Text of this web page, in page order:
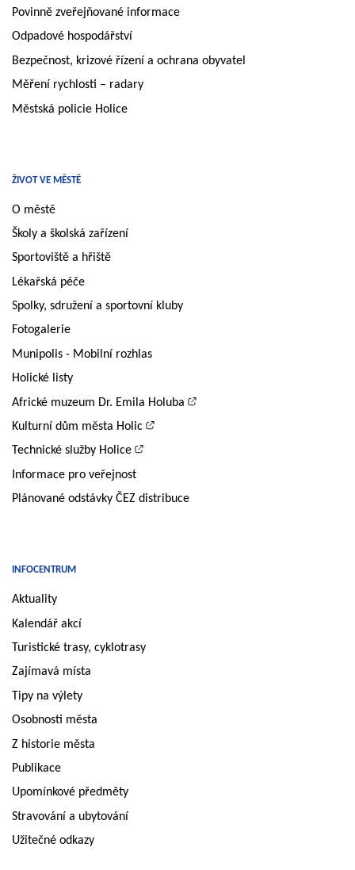
Povinně zveřejňované informace
Odpadové hospodářství
Bezpečnost, krizové řízení a ochrana obyvatel
Měření rychlosti – radary
Městská policie Holice
ŽIVOT VE MĚSTĚ
O městě
Školy a školská zařízení
Sportoviště a hřiště
Lékařská péče
Spolky, sdružení a sportovní kluby
Fotogalerie
Munipolis - Mobilní rozhlas
Holické listy
Africké muzeum Dr. Emila Holuba
Kulturní dům města Holic
Technické služby Holice
Informace pro veřejnost
Plánované odstávky ČEZ distribuce
INFOCENTRUM
Aktuality
Kalendář akcí
Turistické trasy, cyklotrasy
Zajímavá místa
Tipy na výlety
Osobnosti města
Z historie města
Publikace
Upomínkové předměty
Stravování a ubytování
Užitečné odkazy